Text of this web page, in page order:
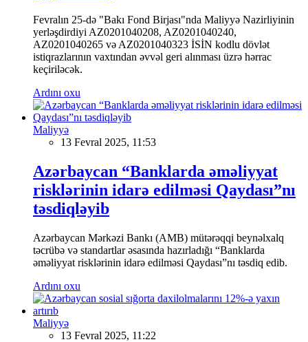
Fevralın 25-də "Bakı Fond Birjası"nda Maliyyə Nazirliyinin
yerləşdirdiyi AZ0201040208, AZ0201040240,
AZ0201040265 və AZ0201040323 İSİN kodlu dövlət
istiqrazlarının vaxtından əvvəl geri alınması üzrə hərrac
keçiriləcək.
Ardını oxu
Maliyyə
13 Fevral 2025, 11:53
Azərbaycan “Banklarda əməliyyat
risklərinin idarə edilməsi Qaydası”nı
təsdiqləyib
Azərbaycan Mərkəzi Bankı (AMB) mütərəqqi beynəlxalq
təcrübə və standartlar əsasında hazırladığı “Banklarda
əməliyyat risklərinin idarə edilməsi Qaydası”nı təsdiq edib.
Ardını oxu
Maliyyə
13 Fevral 2025, 11:22